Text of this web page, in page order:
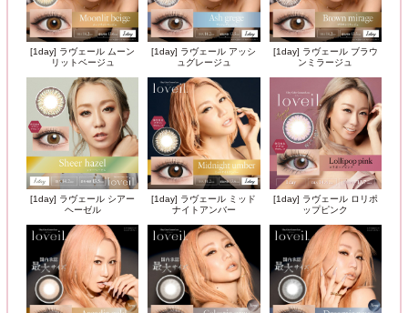
[1day] ラヴェール ムーン
リットベージュ
[1day] ラヴェール アッシ
ュグレージュ
[1day] ラヴェール ブラウ
ンミラージュ
[1day] ラヴェール シアー
ヘーゼル
[1day] ラヴェール ミッド
ナイトアンバー
[1day] ラヴェール ロリポ
ップピンク